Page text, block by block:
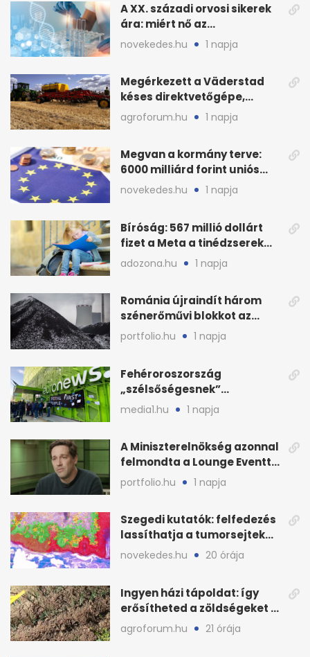
A XX. századi orvosi sikerek
ára: miért nő az
egészségügy súlya?
novekedes.hu 1 napja
Megérkezett a Väderstad
késes direktvetőgépe,
bemutatón is látható
agroforum.hu 1 napja
Megvan a kormány terve:
6000 milliárd forint uniós
pénz sorsa
novekedes.hu 1 napja
Bíróság: 567 millió dollárt
fizet a Meta a tinédzserek
védelmére
adozona.hu 1 napja
Románia újraindít három
szénerőművi blokkot az
áramellátás stabilizálására
portfolio.hu 1 napja
Fehéroroszország
„szélsőségesnek”
minősítette az Euronews
media1.hu 1 napja
A Miniszterelnökség azonnal
felmondta a Lounge Eventtel
kötött szerződést
portfolio.hu 1 napja
Szegedi kutatók: felfedezés
lassíthatja a tumorsejtek
terjedését
novekedes.hu 20 órája
Ingyen házi tápoldat: így
erősítheted a zöldségeket a
hőhullám után
agroforum.hu 21 órája